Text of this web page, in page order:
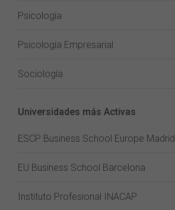
Psicología
Psicología Empresarial
Sociología
Universidades más Activas
ESCP Business School Europe Madrid
EU Business School Barcelona
Instituto Profesional INACAP